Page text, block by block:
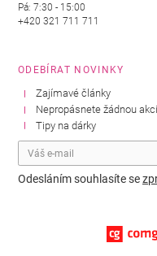
Pá: 7:30 - 15:00
+420 321 711 711
ODEBÍRAT NOVINKY
Zajímavé články
Nepropásnete žádnou akci
Tipy na dárky
Odesláním souhlasíte se